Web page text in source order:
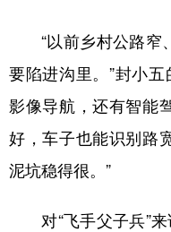
“以前乡村公路窄
要陷进沟里。”封小
影像导航，还有智能
好，车子也能识别路
泥坑稳得很。”
对“飞手父子兵”来